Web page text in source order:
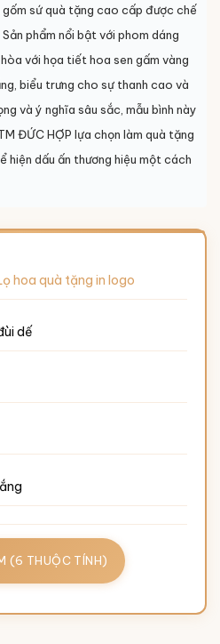
gốm sứ quà tặng cao cấp được chế
phẩm nổi bật với phom dáng
với họa tiết hoa sen gấm vàng
biểu trưng cho sự thanh cao và
và ý nghĩa sâu sắc, mẫu bình này
ĐỨC HỢP lựa chọn làm quà tặng
hiện dấu ấn thương hiệu một cách
hoa quà tặng in logo
dế
(6 THUỘC TÍNH)